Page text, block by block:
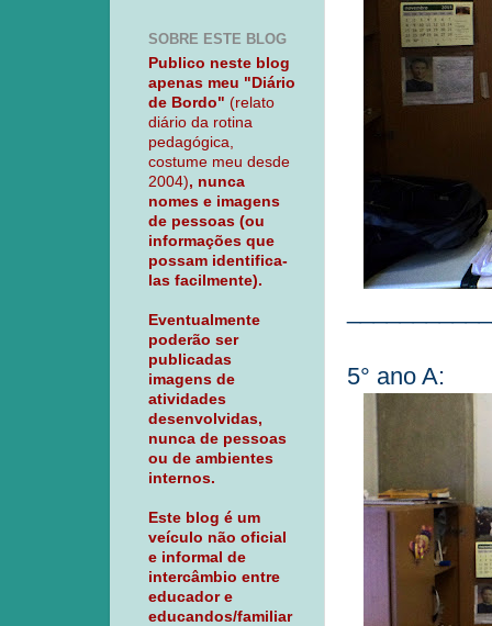
5° ano A:
SOBRE ESTE BLOG
Publico neste blog
apenas meu "Diário
de Bordo" (relato
diário da rotina
pedagógica,
costume meu desde
2004), nunca
nomes e imagens
de pessoas (ou
informações que
possam identifica-
las facilmente).
Eventualmente
poderão ser
publicadas
imagens de
atividades
desenvolvidas,
nunca de pessoas
ou de ambientes
internos.
Este blog é um
veículo não oficial
e informal de
intercâmbio entre
educador e
educandos/familiar